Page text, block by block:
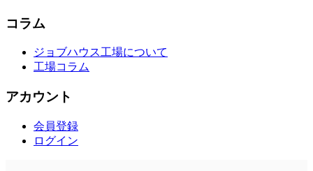
コラム
ジョブハウス工場について
工場コラム
アカウント
会員登録
ログイン